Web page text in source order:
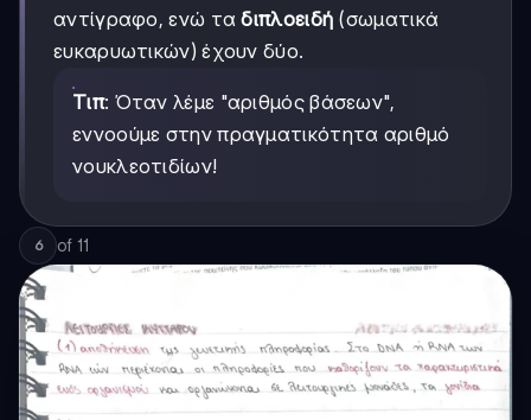
αντίγραφο, ενώ ταδιπλοειδή (σωματικά
ευκαρυωτικών) έχουν δύο.
Τιπ: Όταν λέμε "αριθμός βάσεων",
εννοούμε στην πραγματικότητα αριθμό
νουκλεοτιδίων!
6 of 11